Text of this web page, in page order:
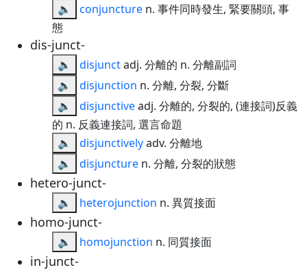
🔈
conjuncture n. 事件同時發生, 緊要關頭, 事
態
dis-junct-
🔈 disjunctadj. 分離的 n. 分離副詞
🔈
disjunction n. 分離, 分裂, 分斷
🔈
disjunctiveadj. 分離的, 分裂的, (連接詞)反義
的 n. 反義連接詞, 選言命題
🔈
disjunctivelyadv. 分離地
🔈
disjuncture n. 分離, 分裂的狀態
hetero-junct-
🔈 heterojunction n. 異質接面
homo-junct-
🔈 homojunction n. 同質接面
in-junct-